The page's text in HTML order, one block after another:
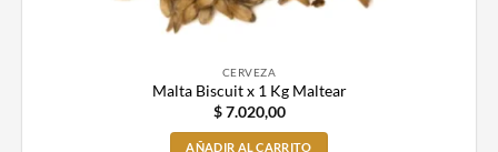
CERVEZA
Malta Biscuit x 1 Kg Maltear
$7.020,00
AÑADIR AL CARRITO